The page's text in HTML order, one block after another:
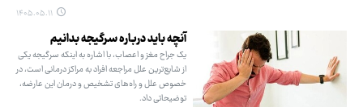
۱۴۰۵.۰۵.۱۱
آنچه باید درباره سرگیجه بدانیم
یک جراح مغز و اعصاب، با اشاره به اینکه سرگیجه یکی
از شایع‌ترین علل مراجعه افراد به مراکز درمانی است، در
خصوص علل و راه‌های تشخیص و درمان این عارضه،
توضیحاتی داد.